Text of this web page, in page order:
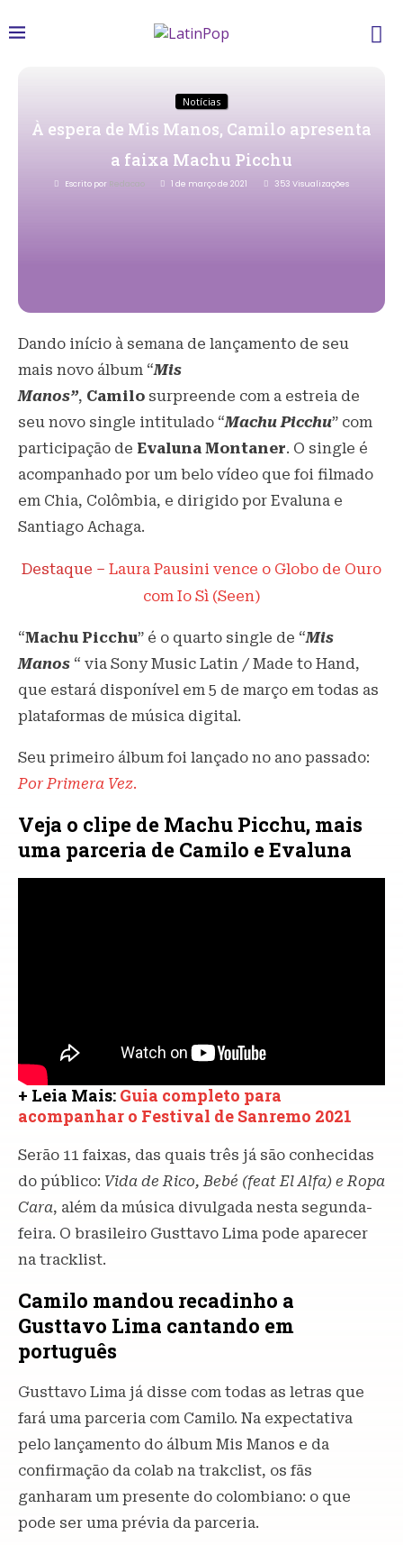
Notícias
À espera de Mis Manos, Camilo apresenta
a faixa Machu Picchu
Escrito por Redacao 1 de março de 2021 353 Visualizações
Dando início à semana de lançamento de seu
mais novo álbum “Mis
Manos”, Camilo surpreende com a estreia de
seu novo single intitulado “Machu Picchu” com
participação de Evaluna Montaner. O single é
acompanhado por um belo vídeo que foi filmado
em Chia, Colômbia, e dirigido por Evaluna e
Santiago Achaga.
Destaque – Laura Pausini vence o Globo de Ouro
com Io Sì (Seen)
“Machu Picchu” é o quarto single de “Mis
Manos “ via Sony Music Latin / Made to Hand,
que estará disponível em 5 de março em todas as
plataformas de música digital.
Seu primeiro álbum foi lançado no ano passado:
Por Primera Vez.
Veja o clipe de Machu Picchu, mais
uma parceria de Camilo e Evaluna
+ Leia Mais: Guia completo para
acompanhar o Festival de Sanremo 2021
Serão 11 faixas, das quais três já são conhecidas
do público: Vida de Rico, Bebé (feat El Alfa) e Ropa
Cara, além da música divulgada nesta segunda-
feira. O brasileiro Gusttavo Lima pode aparecer
na tracklist.
Camilo mandou recadinho a
Gusttavo Lima cantando em
português
Gusttavo Lima já disse com todas as letras que
fará uma parceria com Camilo. Na expectativa
pelo lançamento do álbum Mis Manos e da
confirmação da colab na trakclist, os fãs
ganharam um presente do colombiano: o que
pode ser uma prévia da parceria.